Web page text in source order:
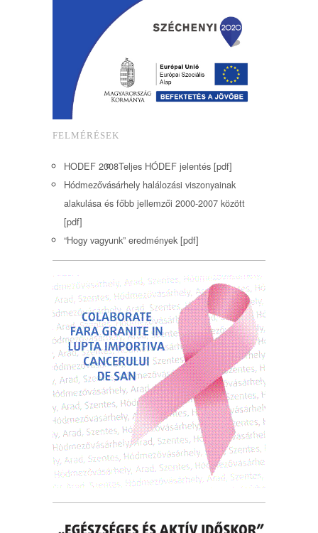
FELMÉRÉSEK
HODEF 2008Teljes HÓDEF jelentés [pdf]
Hódmezővásárhely halálozási viszonyainak
alakulása és főbb jellemzői 2000-2007 között
[pdf]
“Hogy vagyunk” eredmények [pdf]